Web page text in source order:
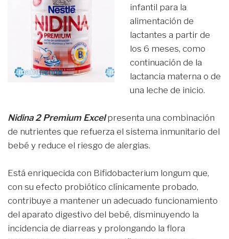
infantil para la
alimentación de
lactantes a partir de
los 6 meses, como
continuación de la
lactancia materna o de
una leche de inicio.
Nidina 2 Premium Excelpresenta una combinación
de nutrientes que refuerza el sistema inmunitario del
bebé y reduce el riesgo de alergias.
Está enriquecida con Bifidobacterium longum que,
con su efecto probiótico clínicamente probado,
contribuye a mantener un adecuado funcionamiento
del aparato digestivo del bebé, disminuyendo la
incidencia de diarreas y prolongando la flora